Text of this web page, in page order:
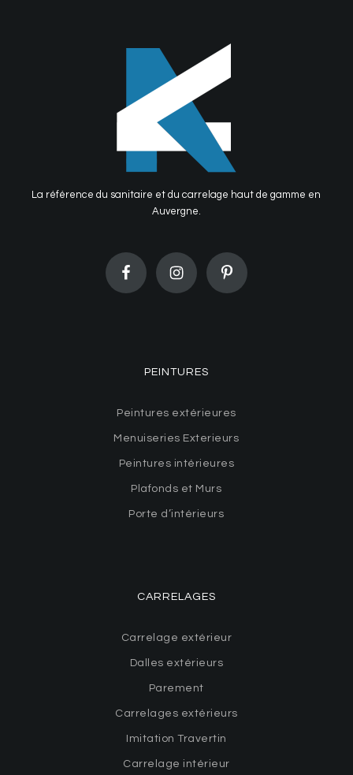
La référence du sanitaire et du carrelage haut de gamme en
Auvergne.
PEINTURES
Peintures extérieures
Menuiseries Exterieurs
Peintures intérieures
Plafonds et Murs
Porte d’intérieurs
CARRELAGES
Carrelage extérieur
Dalles extérieurs
Parement
Carrelages extérieurs
Imitation Travertin
Carrelage intérieur